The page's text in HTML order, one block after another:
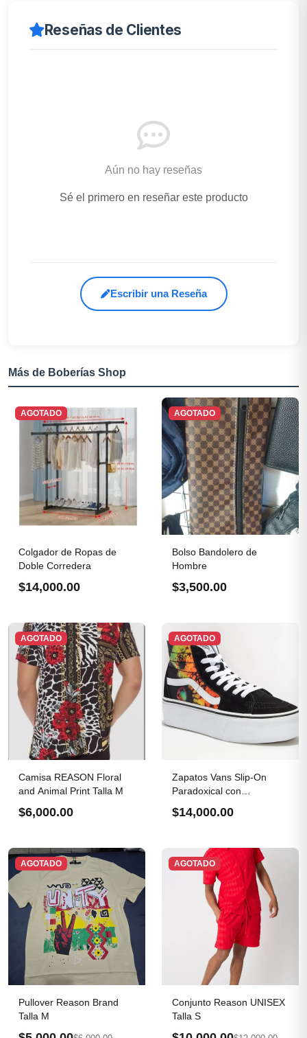
Reseñas de Clientes
Aún no hay reseñas
Sé el primero en reseñar este producto
Escribir una Reseña
Más de Boberías Shop
AGOTADO
Colgador de Ropas de
Doble Corredera
$14,000.00
AGOTADO
Bolso Bandolero de
Hombre
$3,500.00
AGOTADO
Camisa REASON Floral
and Animal Print Talla M
$6,000.00
AGOTADO
Zapatos Vans Slip-On
Paradoxical con
$14,000.00
AGOTADO
Pullover Reason Brand
Talla M
AGOTADO
Conjunto Reason UNISEX
Talla S